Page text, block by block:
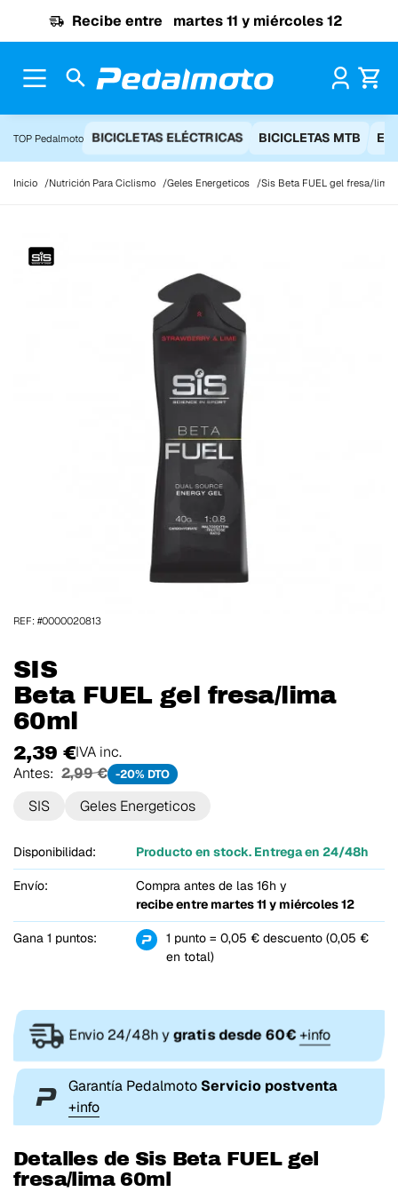
Recibe entre martes 11 y miércoles 12
TOP Pedalmoto BICICLETAS ELÉCTRICAS BICICLETAS MTB
Inicio Nutrición Para Ciclismo Geles Energeticos Sis Beta FUEL gel fresa/lima
SIS
Beta FUEL gel fresa/lima
60ml
2,39 €IVA inc.
Antes: 2,99 € -20% DTO
SIS Geles Energeticos
Disponibilidad: Producto en stock. Entrega en 24/48h
Envío:
Compra antes de las 16h y
recibe entre martes 11 y miércoles 12
Gana 1 puntos:
1 punto = 0,05 € descuento (0,05 €
en total)
REF: #0000020813
Envio 24/48h ygratis desde 60€+info
Garantía Pedalmoto Servicio postventa
+info
Detalles de Sis Beta FUEL gel
fresa/lima 60ml